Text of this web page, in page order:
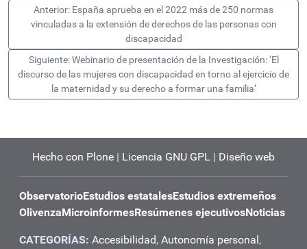
Anterior: España aprueba en el 2022 más de 250 normas
vinculadas a la extensión de derechos de las personas con
discapacidad
Siguiente: Webinario de presentación de la Investigación: ‘El
discurso de las mujeres con discapacidad en torno al ejercicio de
la maternidad y su derecho a formar una familia’
Hecho con Plone | Licencia GNU GPL | Diseño web
ObservatorioEstudios estatalesEstudios extremeños
OlivenzaMicroinformesResúmenes ejecutivosNoticias
CATEGORÍAS: Accesibilidad, Autonomía personal ,